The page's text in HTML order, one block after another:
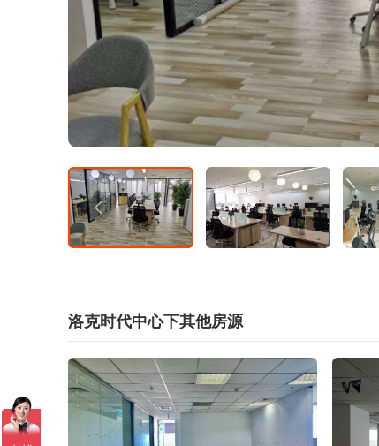
洛克时代中心下其他房源